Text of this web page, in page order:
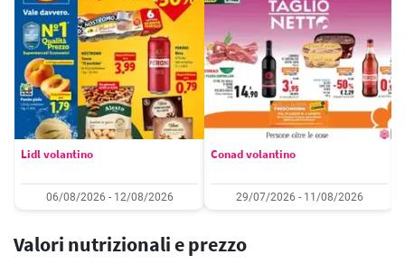
Lidl volantino
06/08/2026 - 12/08/2026
Conad volantino
29/07/2026 - 11/08/2026
Valori nutrizionali e prezzo